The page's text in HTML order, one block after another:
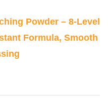
Powder – 8-Level
Formula, Smooth